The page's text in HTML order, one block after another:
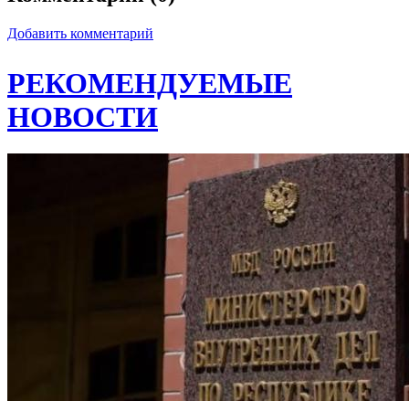
Добавить комментарий
РЕКОМЕНДУЕМЫЕ
НОВОСТИ